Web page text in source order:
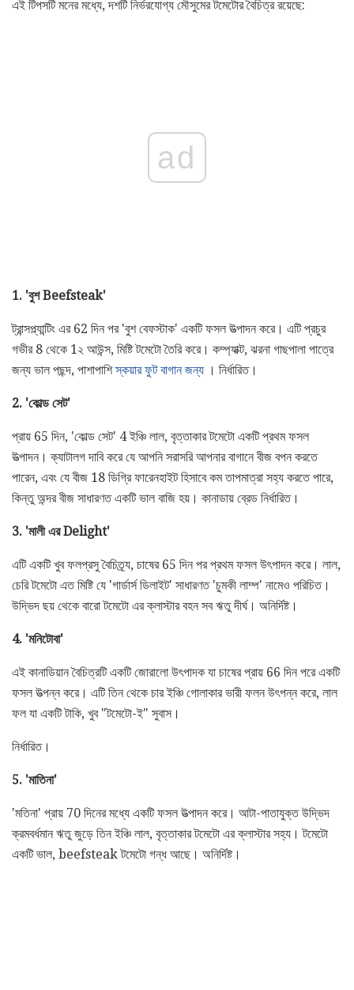
এই টিপসটি মনের মধ্যে, দশটি নির্ভরযোগ্য মৌসুমের টমেটোর বৈচিত্র রয়েছে:
ad
1. 'বুশ Beefsteak'
ট্রান্সপ্ল্যান্টিং এর 62 দিন পর 'বুশ বেফস্টাক' একটি ফসল উত্পাদন করে। এটি প্রচুর
গভীর 8 থেকে 1২ আউন্স, মিষ্টি টমেটো তৈরি করে। কম্প্যাক্ট, ঝরনা গাছপালা পাত্রে
জন্য ভাল পছন্দ, পাশাপাশিস্কয়ার ফুট বাগান জন্য । নির্ধারিত।
2. 'কোল্ড সেট'
প্রায় 65 দিন, 'কোল্ড সেট' 4 ইঞ্চি লাল, বৃত্তাকার টমেটো একটি প্রথম ফসল
উত্পাদন। ক্যাটালগ দাবি করে যে আপনি সরাসরি আপনার বাগানে বীজ বপন করতে
পারেন, এবং যে বীজ 18 ডিগ্রি ফারেনহাইট হিসাবে কম তাপমাত্রা সহ্য করতে পারে,
কিন্তু অন্দর বীজ সাধারণত একটি ভাল বাজি হয়। কানাডায় ব্রেড নির্ধারিত।
3. 'মালী এর Delight'
এটি একটি খুব ফলপ্রসু বৈচিত্র্য, চাষের 65 দিন পর প্রথম ফসল উৎপাদন করে। লাল,
চেরি টমেটো এত মিষ্টি যে 'গার্ডার্স ডিলাইট' সাধারণত 'চুমকী লাম্প' নামেও পরিচিত।
উদ্ভিদ ছয় থেকে বারো টমেটো এর ক্লাস্টার বহন সব ঋতু দীর্ঘ। অনির্দিষ্ট।
4. 'মনিটোবা'
এই কানাডিয়ান বৈচিত্রটি একটি জোরালো উৎপাদক যা চাষের প্রায় 66 দিন পরে একটি
ফসল উত্পন্ন করে। এটি তিন থেকে চার ইঞ্চি গোলাকার ভারী ফলন উৎপন্ন করে, লাল
ফল যা একটি টাকি, খুব "টমেটো-ই" সুবাস।
নির্ধারিত।
5. 'মাতিনা'
'মতিনা' প্রায় 70 দিনের মধ্যে একটি ফসল উত্পাদন করে। আটা-পাতাযুক্ত উদ্ভিদ
ক্রমবর্ধমান ঋতু জুড়ে তিন ইঞ্চি লাল, বৃত্তাকার টমেটো এর ক্লাস্টার সহ্য। টমেটো
একটি ভাল, beefsteak টমেটো গন্ধ আছে। অনির্দিষ্ট।